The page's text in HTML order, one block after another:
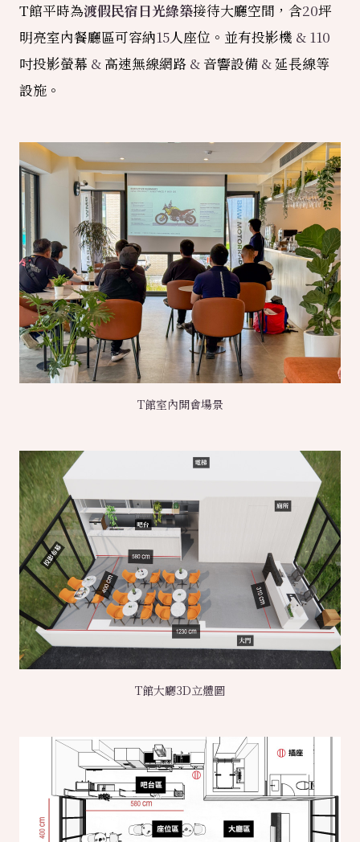
T館平時為渡假民宿日光綠築接待大廳空間，含20坪
明亮室內餐廳區可容納15人座位。並有投影機 & 110
吋投影螢幕 & 高速無線網路 & 音響設備 &延長線等
設施。
T館室內開會場景
T館大廳3D立體圖